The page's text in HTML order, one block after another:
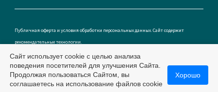
Публичная оферта и условия обработки персональных данных. Сайт содержит
рекомендательные технологии.
Россия
Сайт использует cookie с целью анализа
поведения посетителей для улучшения Сайта.
Продолжая пользоваться Сайтом, вы
соглашаетесь на использование файлов cookie
Хорошо